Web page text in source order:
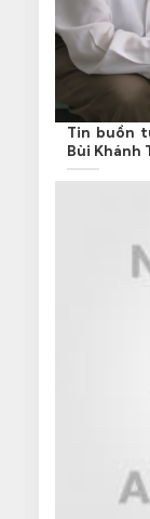
Tin buồn
Bùi Khánh